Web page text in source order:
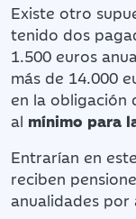
Existe otro
tenido dos
1.500 euros
más de 14.000
en la obligación
al mínimo para
Entrarían en
reciben
anualidades por